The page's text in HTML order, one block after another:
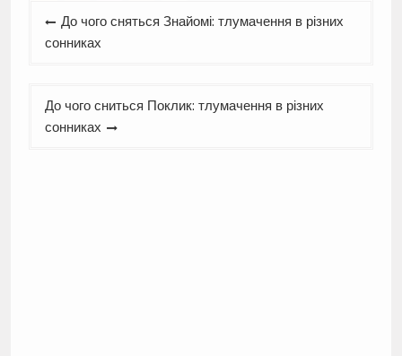
Навігація
записів
До чого сняться Знайомі: тлумачення в різних
сонниках
До чого сниться Поклик: тлумачення в різних
сонниках